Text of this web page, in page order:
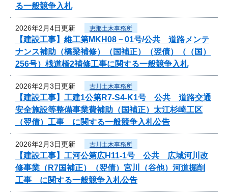
る一般競争入札
2026年2月4日更新 恵那土木事務所
【建設工事】維工第MKH08－01号/公共 道路メンテ
ナンス補助（橋梁補修）（国補正）（翌債）（（国）
256号）桟道橋2補修工事に関する一般競争入札
2026年2月3日更新 古川土木事務所
【建設工事】工建1公第R7-S4-K1号 公共 道路交通
安全施設等整備事業費補助（国補正）太江杉崎工区
（翌債）工事 に関する一般競争入札公告
2026年2月3日更新 古川土木事務所
【建設工事】工河公第広H11-1号 公共 広域河川改
修事業（R7国補正）（翌債）宮川（谷他）河道掘削
工事 に関する一般競争入札公告